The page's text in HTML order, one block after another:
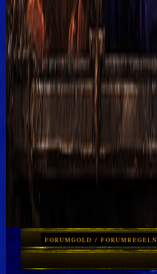
FORUMGOLD / FORUMREGELN